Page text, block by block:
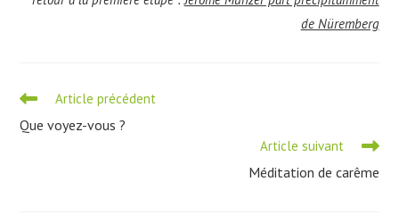
de Nüremberg
Read
articles
Article précédent
Que voyez-vous ?
Article suivant
Méditation de carême